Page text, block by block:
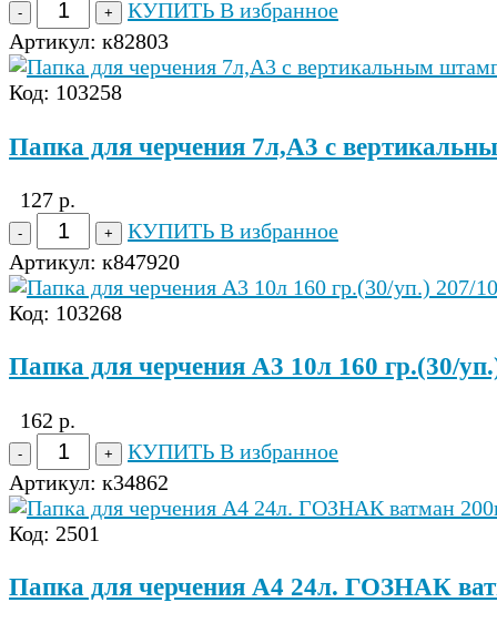
КУПИТЬ В избранное
Артикул: к82803
Код: 103258
Папка для черчения 7л,А3 с
127 р.
КУПИТЬ В избранное
Артикул: к847920
Код: 103268
Папка для черчения А3 10л 160 гр.(30/
162 р.
КУПИТЬ В избранное
Артикул: к34862
Код: 2501
Папка для черчения А4 24л. ГОЗНАК